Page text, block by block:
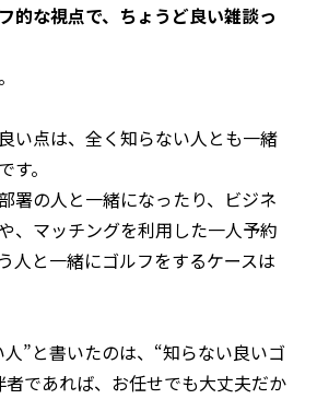
的な視点で、ちょうど良い雑談っ
い点は、全く知らない人とも一緒
す。
署の人と一緒になったり、ビジネ
、マッチングを利用した一人予約
人と一緒にゴルフをするケースは
”と書いたのは、“知らない良いゴ
者であれば、お任せでも大丈夫だか